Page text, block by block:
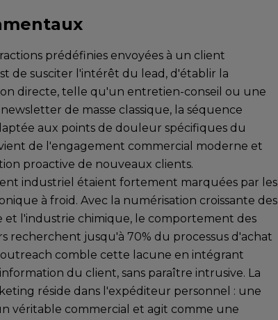
prédéfinies envoyées à un client
de susciter l'intérêt du lead, d'établir la
directe, telle qu'un entretien-conseil ou une
de masse classique, la séquence
aux points de douleur spécifiques du
de l'engagement commercial moderne et
proactive de nouveaux clients.
industriel étaient fortement marquées par les
à froid. Avec la numérisation croissante des
et l'industrie chimique, le comportement des
recherchent jusqu'à 70% du processus d'achat
comble cette lacune en intégrant
du client, sans paraître intrusive. La
réside dans l'expéditeur personnel : une
véritable commercial et agit comme une